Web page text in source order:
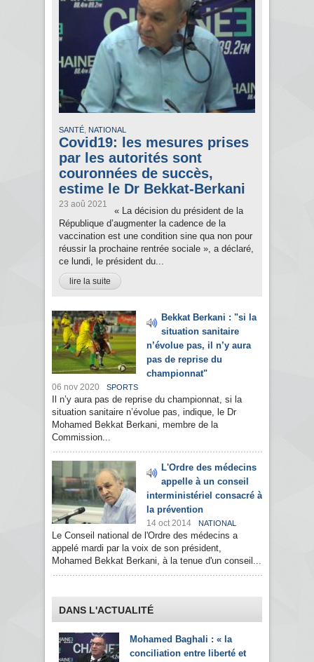
SANTÉ, NATIONAL
Covid19: les mesures prises
par les autorités sont
couronnées de succès,
estime le Dr Bekkat-Berkani
23 aoû 2021
« La décision du président de la
République d’augmenter la cadence de la
vaccination est une condition sine qua non pour
réussir la prochaine rentrée sociale », a déclaré,
ce lundi, le président du...
lire la suite
Bekkat Berkani : "si la
situation sanitaire
n’évolue pas, il n’y aura
pas de reprise du
championnat"
06 nov 2020 SPORTS
Il n’y aura pas de reprise du championnat, si la
situation sanitaire n’évolue pas, indique, le Dr
Mohamed Bekkat Berkani, membre de la
Commission...
L'Ordre des médecins
appelle à un conseil
interministériel consacré à
la prévention
14 oct 2014 NATIONAL
Le Conseil national de l'Ordre des médecins a
appelé mardi par la voix de son président,
Mohamed Bekkat Berkani, à la tenue d'un conseil...
DANS L'ACTUALITÉ
Mohamed Baghali : « la
conciliation entre liberté et